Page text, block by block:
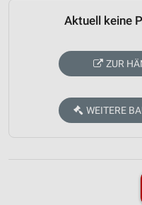
Aktuell keine
ZUR
WEITERE